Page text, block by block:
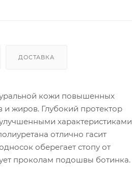
ДОСТАВКА
кожи повышенных
жиров. Глубокий протектор
характеристиками
отлично гасит
оберегает стопу от
проколам подошвы ботинка.